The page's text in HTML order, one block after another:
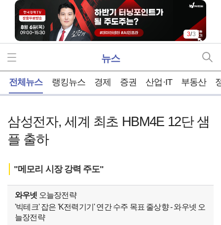
3/3
뉴스
전체뉴스 랭킹뉴스 경제 증권 산업·IT 부동산
삼성전자, 세계 최초 HBM4E 12단 샘
플 출하
"메모리 시장 강력 주도"
와우넷 오늘장전략
'빅테크' 잡은 'K전력기기' 연간 수주 목표 줄상향 - 와우넷 오
늘장전략